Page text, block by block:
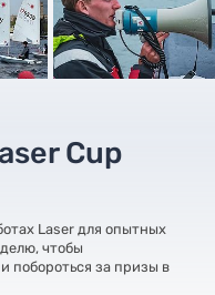
Cup
Laser для опытных
чтобы
побороться за призы в